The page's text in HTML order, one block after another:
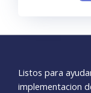
Listos para
implementacion